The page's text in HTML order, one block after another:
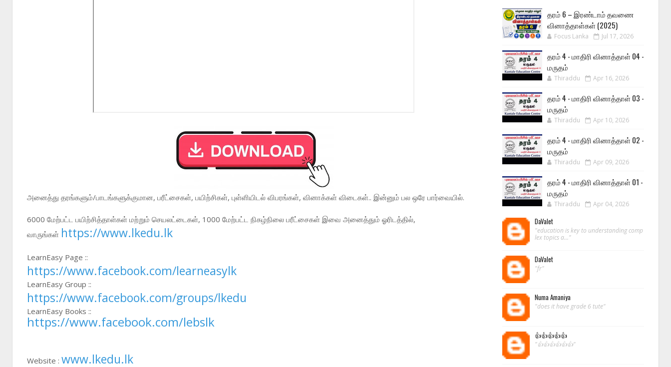
அனைத்து தரங்களும்/பாடங்களுக்குமான, பரீட்சைகள், பயிற்சிகள், புள்ளியிடல் விபரங்கள், வினாக்கள் விடைகள்.. இன்னும் பல ஒரே பார்வையில்.
6000 மேற்பட்ட பயிற்சித்தாள்கள் மற்றும் செயலட்டைகள், 1000 மேற்பட்ட நிகழ்நிலை பரீட்சைகள் இவை அனைத்தும் ஓரிடத்தில்,
வாருங்கள் https://www.lkedu.lk
LearnEasy Page ::
https://www.facebook.com/learneasylk
LearnEasy Group ::
https://www.facebook.com/groups/lkedu
LearnEasy Books ::
https://www.facebook.com/lebslk
Website : www.lkedu.lk
தரம் 6 – இரண்டாம் தவணை
வினாத்தாள்கள் (2025)
Focus Lanka Jul 17, 2026
தரம் 4 - மாதிரி வினாத்தாள் 04 -
மருதம்
Thiraddu Apr 16, 2026
தரம் 4 - மாதிரி வினாத்தாள் 03 -
மருதம்
Thiraddu Apr 10, 2026
தரம் 4 - மாதிரி வினாத்தாள் 02 -
மருதம்
Thiraddu Apr 09, 2026
தரம் 4 - மாதிரி வினாத்தாள் 01 -
மருதம்
Thiraddu Apr 04, 2026
DaValet
"education is key to understanding comp
lex topics a..."
DaValet
"fr"
Numa Amaniya
"does it have grade 6 tute"
👍👍👍👍👍
"👍👍👍👍👍👍"